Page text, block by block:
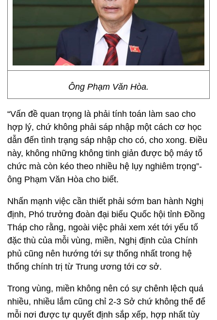
Ông Phạm Văn Hòa.
“Vấn đề quan trọng là phải tính toán làm sao cho
hợp lý, chứ không phải sáp nhập một cách cơ học
dẫn đến tình trạng sáp nhập cho có, cho xong. Điều
này, không những không tinh giản được bộ máy tổ
chức mà còn kéo theo nhiều hệ lụy nghiêm trọng”-
ông Phạm Văn Hòa cho biết.
Nhấn mạnh việc cần thiết phải sớm ban hành Nghị
định, Phó trưởng đoàn đại biểu Quốc hội tỉnh Đồng
Tháp cho rằng, ngoài việc phải xem xét tới yếu tố
đặc thù của mỗi vùng, miền, Nghị định của Chính
phủ cũng nên hướng tới sự thống nhất trong hệ
thống chính trị từ Trung ương tới cơ sở.
Trong vùng, miền không nên có sự chênh lệch quá
nhiều, nhiều lắm cũng chỉ 2-3 Sở chứ không thể để
mỗi nơi được tự quyết định sắp xếp, hợp nhất tùy